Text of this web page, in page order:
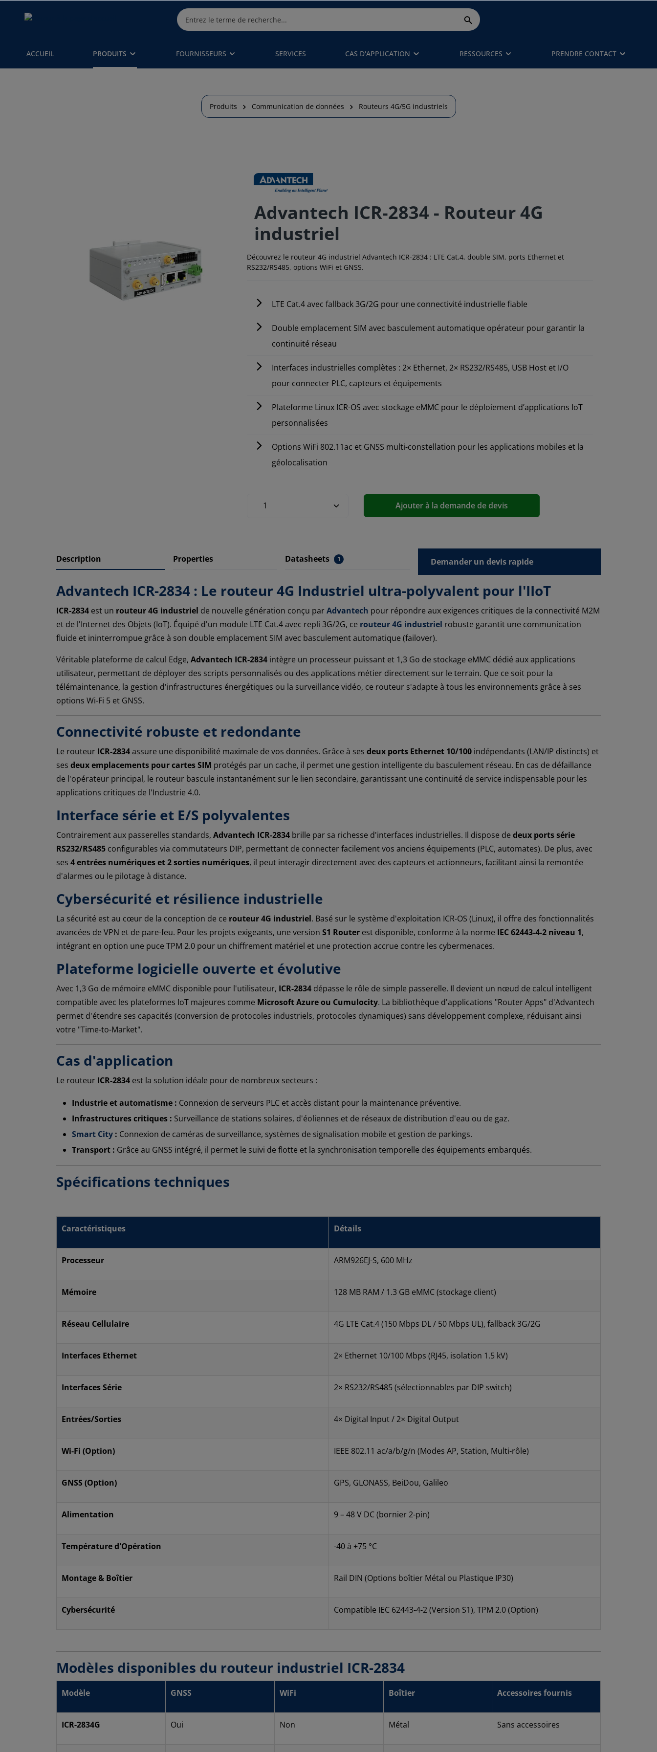
ACCUEIL PRODUITS FOURNISSEURS SERVICES CAS D'APPLICATION RESSOURCES PRENDRE CONTACT
Produits Communication de données Routeurs 4G/5G industriels
Advantech ICR-2834 - Routeur 4G
industriel
Découvrez le routeur 4G industriel Advantech ICR-2834 : LTE Cat.4, double SIM, ports Ethernet et
RS232/RS485, options WiFi et GNSS.
LTE Cat.4 avec fallback 3G/2G pour une connectivité industrielle fiable
Double emplacement SIM avec basculement automatique opérateur pour garantir la
continuité réseau
Interfaces industrielles complètes : 2× Ethernet, 2× RS232/RS485, USB Host et I/O
pour connecter PLC, capteurs et équipements
Plateforme Linux ICR-OS avec stockage eMMC pour le déploiement d’applications IoT
personnalisées
Options WiFi 802.11ac et GNSS multi-constellation pour les applications mobiles et la
géolocalisation
Ajouter à la demande de devis
Description Properties Datasheets 1 Demander un devis rapide
Advantech ICR-2834 : Le routeur 4G Industriel ultra-polyvalent pour l'IIoT
ICR-2834 est un routeur 4G industriel de nouvelle génération conçu parAdvantech pour répondre aux exigences critiques de la connectivité M2M
et de l'Internet des Objets (IoT). Équipé d'un module LTE Cat.4 avec repli 3G/2G, ce routeur 4G industriel robuste garantit une communication
fluide et ininterrompue grâce à son double emplacement SIM avec basculement automatique (failover).
Véritable plateforme de calcul Edge, Advantech ICR-2834 intègre un processeur puissant et 1,3 Go de stockage eMMC dédié aux applications
utilisateur, permettant de déployer des scripts personnalisés ou des applications métier directement sur le terrain. Que ce soit pour la
télémaintenance, la gestion d'infrastructures énergétiques ou la surveillance vidéo, ce routeur s'adapte à tous les environnements grâce à ses
options Wi-Fi 5 et GNSS.
Connectivité robuste et redondante
Le routeur ICR-2834assure une disponibilité maximale de vos données. Grâce à ses deux ports Ethernet 10/100 indépendants (LAN/IP distincts) et
ses deux emplacements pour cartes SIM protégés par un cache, il permet une gestion intelligente du basculement réseau. En cas de défaillance
de l'opérateur principal, le routeur bascule instantanément sur le lien secondaire, garantissant une continuité de service indispensable pour les
applications critiques de l'Industrie 4.0.
Interface série et E/S polyvalentes
Contrairement aux passerelles standards, Advantech ICR-2834 brille par sa richesse d'interfaces industrielles. Il dispose de deux ports série
RS232/RS485 configurables via commutateurs DIP, permettant de connecter facilement vos anciens équipements (PLC, automates). De plus, avec
ses 4 entrées numériques et 2 sorties numériques, il peut interagir directement avec des capteurs et actionneurs, facilitant ainsi la remontée
d'alarmes ou le pilotage à distance.
Cybersécurité et résilience industrielle
La sécurité est au cœur de la conception de ce routeur 4G industriel. Basé sur le système d'exploitation ICR-OS (Linux), il offre des fonctionnalités
avancées de VPN et de pare-feu. Pour les projets exigeants, une version S1 Router est disponible, conforme à la norme IEC 62443-4-2 niveau 1,
intégrant en option une puce TPM 2.0 pour un chiffrement matériel et une protection accrue contre les cybermenaces.
Plateforme logicielle ouverte et évolutive
Avec 1,3 Go de mémoire eMMC disponible pour l'utilisateur, ICR-2834 dépasse le rôle de simple passerelle. Il devient un nœud de calcul intelligent
compatible avec les plateformes IoT majeures comme Microsoft Azure ou Cumulocity. La bibliothèque d'applications "Router Apps" d'Advantech
permet d'étendre ses capacités (conversion de protocoles industriels, protocoles dynamiques) sans développement complexe, réduisant ainsi
votre "Time-to-Market".
Cas d'application
Le routeur ICR-2834 est la solution idéale pour de nombreux secteurs :
Industrie et automatisme : Connexion de serveurs PLC et accès distant pour la maintenance préventive.
Infrastructures critiques : Surveillance de stations solaires, d'éoliennes et de réseaux de distribution d'eau ou de gaz.
Smart City : Connexion de caméras de surveillance, systèmes de signalisation mobile et gestion de parkings.
Transport : Grâce au GNSS intégré, il permet le suivi de flotte et la synchronisation temporelle des équipements embarqués.
Spécifications techniques
Caractéristiques Détails
Processeur ARM926EJ-S, 600 MHz
Mémoire 128 MB RAM / 1.3 GB eMMC (stockage client)
Réseau Cellulaire 4G LTE Cat.4 (150 Mbps DL / 50 Mbps UL), fallback 3G/2G
Interfaces Ethernet 2× Ethernet 10/100 Mbps (RJ45, isolation 1.5 kV)
Interfaces Série 2× RS232/RS485 (sélectionnables par DIP switch)
Entrées/Sorties 4× Digital Input / 2× Digital Output
Wi-Fi (Option) IEEE 802.11 ac/a/b/g/n (Modes AP, Station, Multi-rôle)
GNSS (Option) GPS, GLONASS, BeiDou, Galileo
Alimentation 9 – 48 V DC (bornier 2-pin)
Température d'Opération -40 à +75 °C
Montage & Boîtier Rail DIN (Options boîtier Métal ou Plastique IP30)
Cybersécurité Compatible IEC 62443-4-2 (Version S1), TPM 2.0 (Option)
Modèles disponibles du routeur industriel ICR-2834
Modèle GNSS WiFi Boîtier Accessoires fournis
ICR-2834G Oui Non Métal Sans accessoires